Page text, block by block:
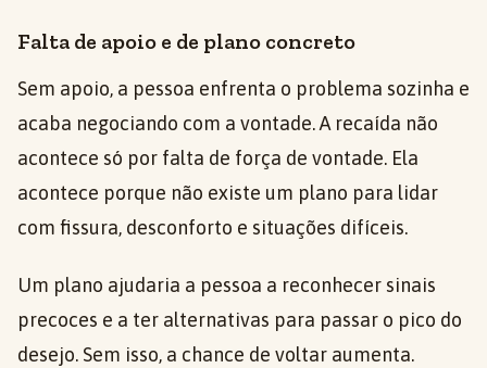
Falta de apoio e de plano concreto
Sem apoio, a pessoa enfrenta o problema sozinha e
acaba negociando com a vontade. A recaída não
acontece só por falta de força de vontade. Ela
acontece porque não existe um plano para lidar
com fissura, desconforto e situações difíceis.
Um plano ajudaria a pessoa a reconhecer sinais
precoces e a ter alternativas para passar o pico do
desejo. Sem isso, a chance de voltar aumenta.